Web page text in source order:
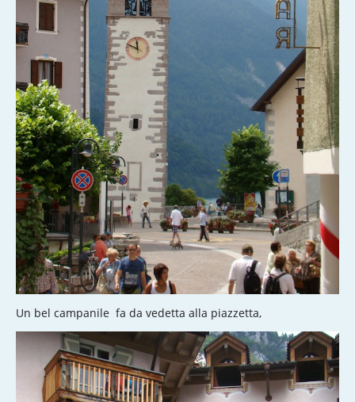
Un bel campanile fa da vedetta alla piazzetta,